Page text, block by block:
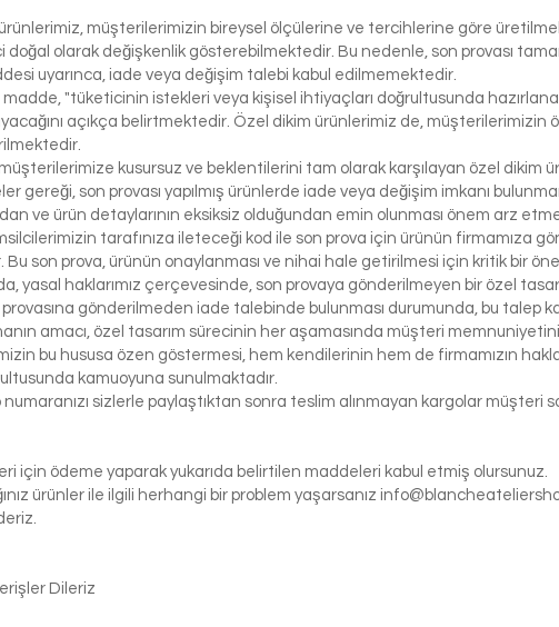
müşterilerimizin bireysel ölçülerine ve tercihlerine göre
doğal olarak değişkenlik gösterebilmektedir. Bu nedenle, son provası
uyarınca, iade veya değişim talebi kabul edilmemektedir.
madde, "tüketicinin istekleri veya kişisel ihtiyaçları doğrultusunda
açıkça belirtmektedir. Özel dikim ürünlerimiz de,
müşterilerimize kusursuz ve beklentilerini tam olarak karşılayan özel dikim
gereği, son provası yapılmış ürünlerde iade veya değişim imkanı
ve ürün detaylarının eksiksiz olduğundan emin olunması önem arz
tarafınıza ileteceği kod ile son prova için ürünün firmamıza
son prova, ürünün onaylanması ve nihai hale getirilmesi için kritik bir
yasal haklarımız çerçevesinde, son provaya gönderilmeyen bir özel
gönderilmeden iade talebinde bulunması durumunda, bu talep
amacı, özel tasarım sürecinin her aşamasında müşteri
bu hususa özen göstermesi, hem kendilerinin hem de firmamızın
kamuoyuna sunulmaktadır.
numaranızı sizlerle paylaştıktan sonra teslim alınmayan kargolar müşteri
için ödeme yaparak yukarıda belirtilen maddeleri kabul etmiş olursunuz.
ürünler ile ilgili herhangi bir problem yaşarsanız
Dileriz